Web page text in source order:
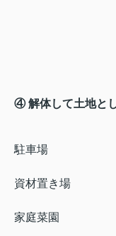
④ 解体して土地と
駐車場
資材置き場
家庭菜園